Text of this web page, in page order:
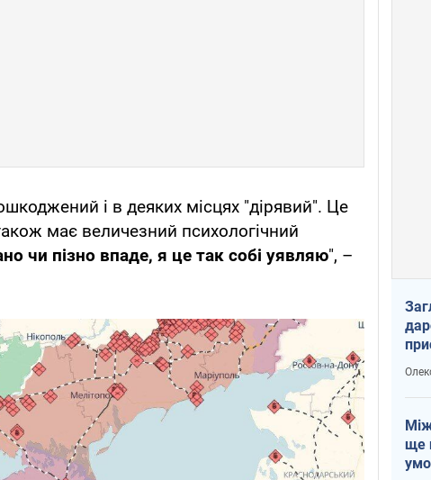
і в деяких місцях "дірявий". Це
має величезний психологічний
чи пізно впаде, я це так собі уявляю", –
ще